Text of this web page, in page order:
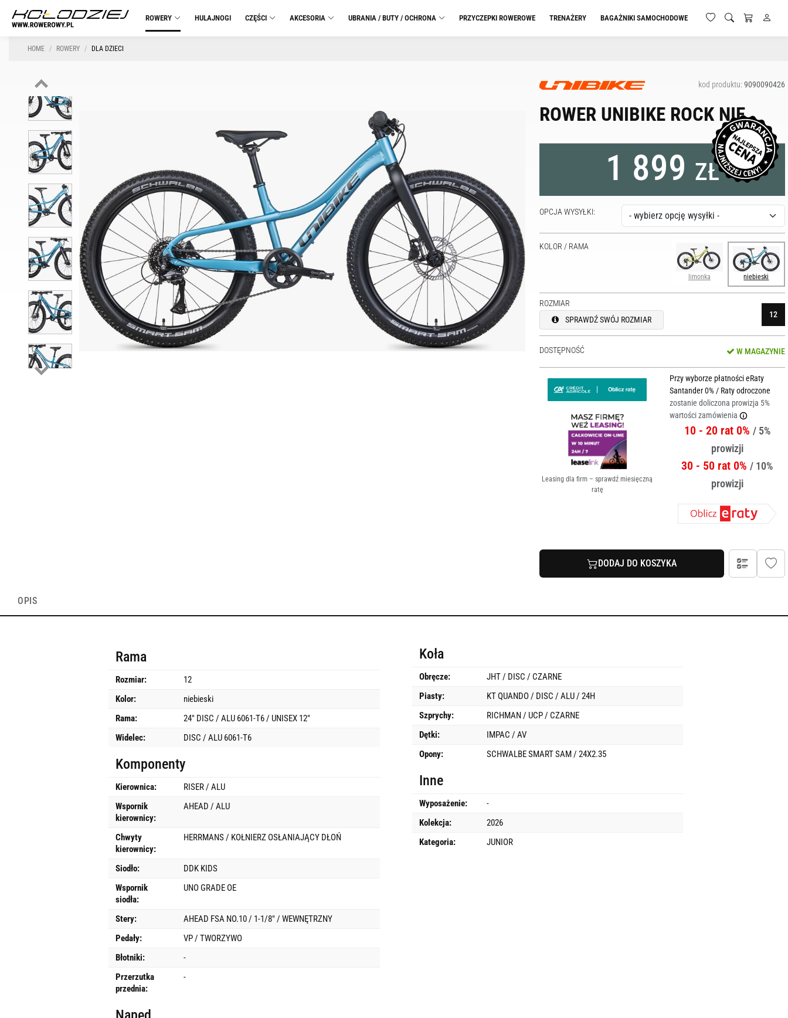
ROWERY HULAJNOGI CZĘŚCI AKCESORIA UBRANIA / BUTY / OCHRONA PRZYCZEPKI ROWEROWE TRENAŻERY BAGAŻNIKI SAMOCHODOWE
HOME ROWERY DLA DZIECI
kod produktu:9090090426
ROWER UNIBIKE ROCK NIE
1 899 ZŁ
OPCJA WYSYŁKI:
KOLOR / RAMA
limonka niebieski
ROZMIAR
SPRAWDŹ SWÓJ ROZMIAR
12
DOSTĘPNOŚĆ W MAGAZYNIE
Leasing dla firm – sprawdź miesięczną
ratę
Przy wyborze płatności eRaty
Santander 0% / Raty odroczone
zostanie doliczona prowizja 5%
wartości zamówienia
10 - 20 rat 0% / 5%
prowizji
30 - 50 rat 0%/ 10%
prowizji
DODAJ DO KOSZYKA
OPIS
Rama
Rozmiar:
12
Kolor:
niebieski
Rama:
24" DISC / ALU 6061-T6 / UNISEX 12"
Widelec:
DISC / ALU 6061-T6
Komponenty
Kierownica:
RISER / ALU
Wspornik
kierownicy:
AHEAD / ALU
Chwyty
kierownicy:
HERRMANS / KOŁNIERZ OSŁANIAJĄCY DŁOŃ
Siodło:
DDK KIDS
Wspornik
siodła:
UNO GRADE OE
Stery:
AHEAD FSA NO.10 / 1-1/8" / WEWNĘTRZNY
Pedały:
VP / TWORZYWO
Błotniki:
-
Przerzutka
przednia:
-
Koła
Obręcze:
JHT / DISC / CZARNE
Piasty:
KT QUANDO / DISC / ALU / 24H
Szprychy:
RICHMAN / UCP / CZARNE
Dętki:
IMPAC / AV
Opony:
SCHWALBE SMART SAM / 24X2.35
Inne
Wyposażenie:
-
Kolekcja:
2026
Kategoria:
JUNIOR